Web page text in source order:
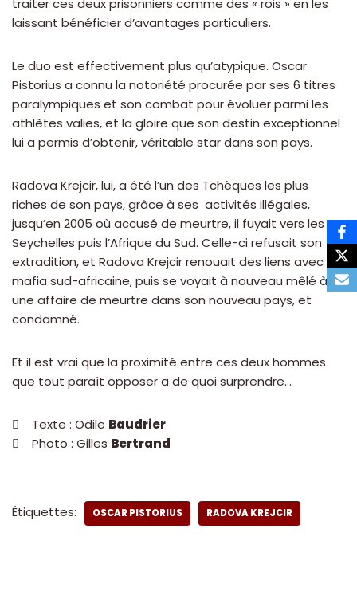
traiter ces deux prisonniers comme des « rois » en les
laissant bénéficier d’avantages particuliers.
Le duo est effectivement plus qu’atypique. Oscar
Pistorius a connu la notoriété procurée par ses 6 titres
paralympiques et son combat pour évoluer parmi les
athlètes valies, et la gloire que son destin exceptionnel
lui a permis d’obtenir, véritable star dans son pays.
Radova Krejcir, lui, a été l’un des Tchèques les plus
riches de son pays, grâce à ses activités illégales,
jusqu’en 2005 où accusé de meurtre, il fuyait vers les
Seychelles puis l’Afrique du Sud. Celle-ci refusait son
extradition, et Radova Krejcir renouait des liens avec la
mafia sud-africaine, puis se voyait à nouveau mêlé à
une affaire de meurtre dans son nouveau pays, et
condamné.
Et il est vrai que la proximité entre ces deux hommes
que tout paraît opposer a de quoi surprendre…
 Texte : Odile Baudrier
 Photo : Gilles Bertrand
Étiquettes: OSCAR PISTORIUS RADOVA KREJCIR